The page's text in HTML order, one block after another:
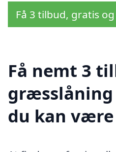
Få 3 tilbud, gratis
Få nemt 3
græsslåning
du kan